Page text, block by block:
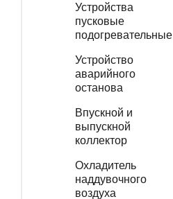
Устройства
пусковые
подогревательные
Устройство
аварийного
останова
Впускной и
выпускной
коллектор
Охладитель
наддувочного
воздуха